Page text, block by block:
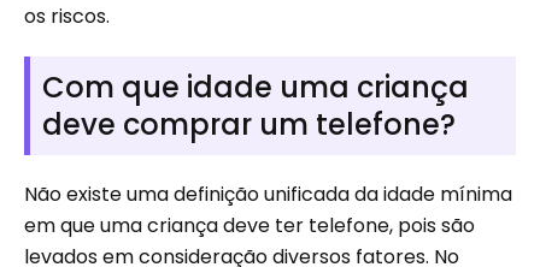
os riscos.
Com que idade uma criança
deve comprar um telefone?
Não existe uma definição unificada da idade mínima
em que uma criança deve ter telefone, pois são
levados em consideração diversos fatores. No